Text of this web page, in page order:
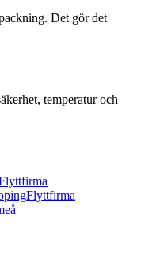
Det gör det
temperatur och
Flyttfirma